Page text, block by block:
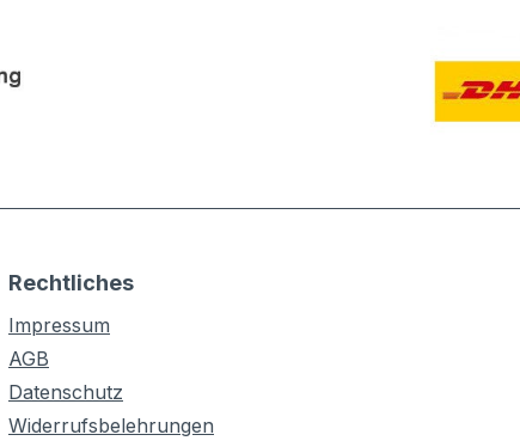
Rechtliches
Impressum
AGB
Datenschutz
Widerrufsbelehrungen